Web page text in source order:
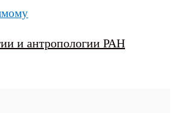
и антропологии РАН